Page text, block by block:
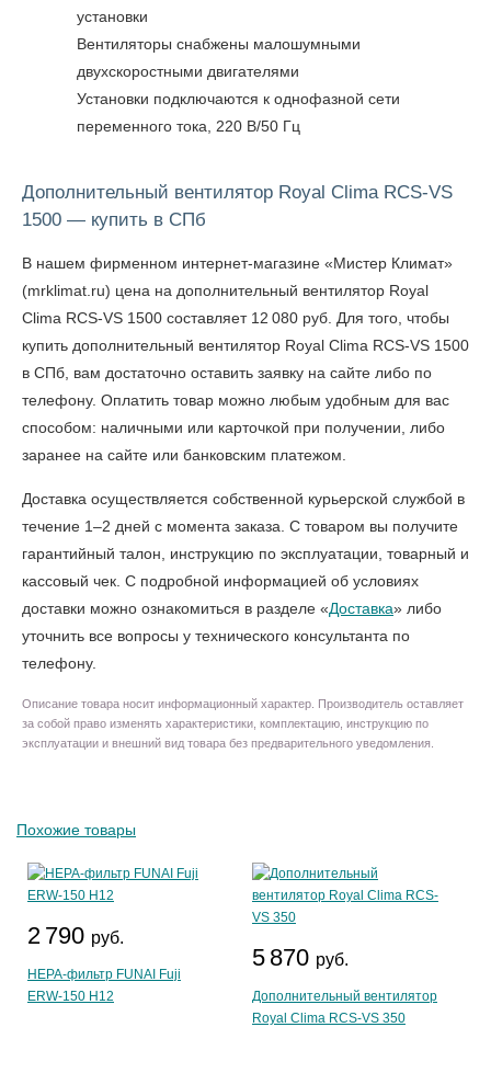
установки
Вентиляторы снабжены малошумными
двухскоростными двигателями
Установки подключаются к однофазной сети
переменного тока, 220 В/50 Гц
Дополнительный вентилятор Royal Clima RCS-VS
1500 — купить в СПб
В нашем фирменном интернет-магазине «Мистер Климат»
(mrklimat.ru) цена на дополнительный вентилятор Royal
Clima RCS-VS 1500 составляет 12 080 руб. Для того, чтобы
купить дополнительный вентилятор Royal Clima RCS-VS 1500
в СПб , вам достаточно оставить заявку на сайте либо по
телефону. Оплатить товар можно любым удобным для вас
способом: наличными или карточкой при получении, либо
заранее на сайте или банковским платежом.
Доставка осуществляется собственной курьерской службой в
течение 1–2 дней с момента заказа. С товаром вы получите
гарантийный талон, инструкцию по эксплуатации, товарный и
кассовый чек. С подробной информацией об условиях
доставки можно ознакомиться в разделе «Доставка» либо
уточнить все вопросы у технического консультанта по
телефону.
Описание товара носит информационный характер. Производитель оставляет
за собой право изменять характеристики, комплектацию, инструкцию по
эксплуатации и внешний вид товара без предварительного уведомления.
Похожие товары
2 790 руб.
HEPA-фильтр FUNAI Fuji
ERW-150 H12
5 870 руб.
Дополнительный вентилятор
Royal Clima RCS-VS 350